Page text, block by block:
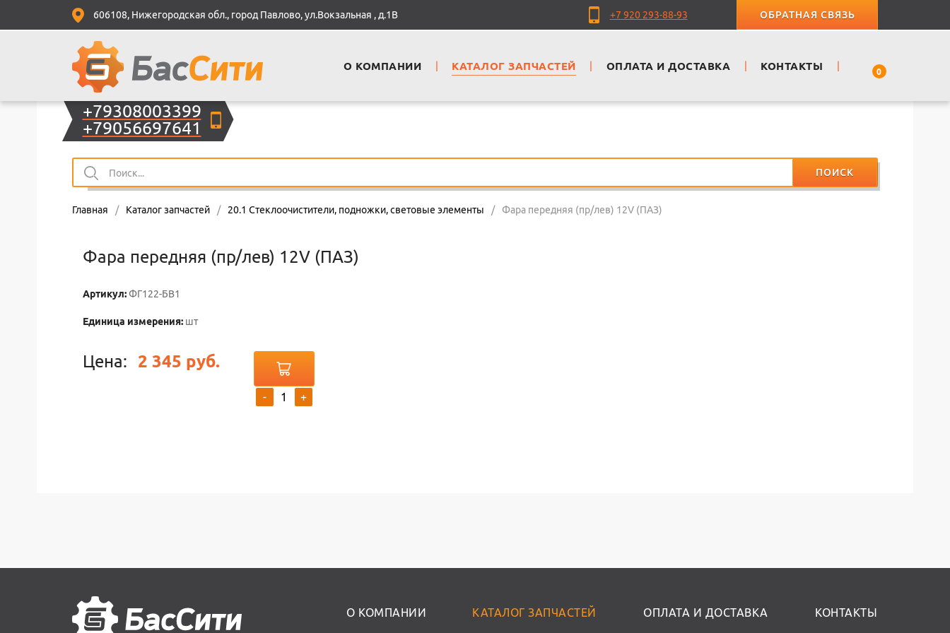
+79308003399
+79056697641
ПОИСК
Главная / Каталог запчастей / 20.1 Стеклоочистители, подножки, световые элементы / Фара передняя (пр/лев) 12V (ПАЗ)
Фара передняя (пр/лев) 12V (ПАЗ)
Артикул:ФГ122-БВ1
Единица измерения: шт
Цена: 2 345 руб.
- +
О КОМПАНИИ КАТАЛОГ ЗАПЧАСТЕЙ ОПЛАТА И ДОСТАВКА КОНТАКТЫ
606108, Нижегородская обл., город Павлово, ул.Вокзальная , д.1В +7 920 293-88-93 ОБРАТНАЯ СВЯЗЬ
О КОМПАНИИ КАТАЛОГ ЗАПЧАСТЕЙ ОПЛАТА И ДОСТАВКА КОНТАКТЫ 0